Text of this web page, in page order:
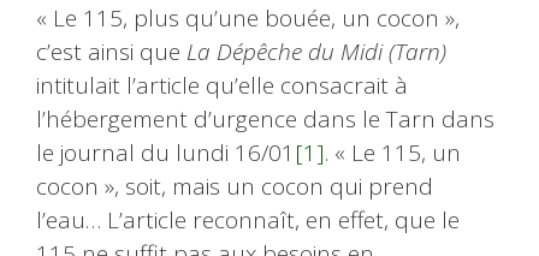
« Le 115, plus qu’une bouée, un cocon »,
c’est ainsi que La Dépêche du Midi (Tarn)
intitulait l’article qu’elle consacrait à
l’hébergement d’urgence dans le Tarn dans
le journal du lundi 16/01 [1]. « Le 115, un
cocon », soit, mais un cocon qui prend
l’eau… L’article reconnaît, en effet, que le